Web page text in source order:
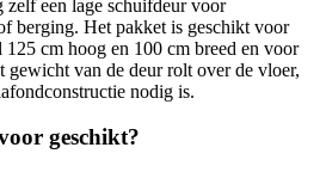
zelf een lage schuifdeur voor
berging. Het pakket is geschikt voor
125 cm hoog en 100 cm breed en voor
gewicht van de deur rolt over de vloer,
nodig is.
geschikt?